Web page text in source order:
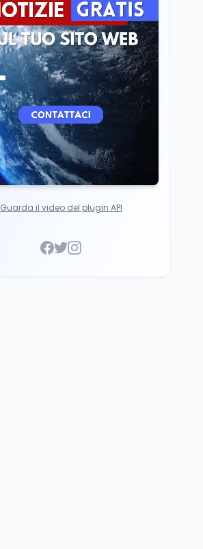
Cultura 7 ago
Franca Ghitti a Santa
Giulia: il quarto capitolo
dei Palcoscenici
Guarda il video del plugin API